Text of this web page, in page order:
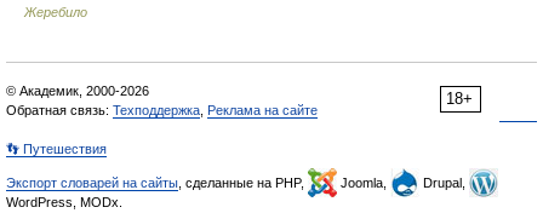
Жеребило
18+
© Академик, 2000-2026
Обратная связь: Техподдержка Реклама на сайте
👣 Путешествия
Экспорт словарей на сайты , сделанные на PHP, Joomla,
Drupal,
WordPress, MODx.